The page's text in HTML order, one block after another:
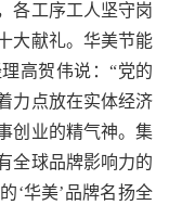
各工序工人坚守岗
大献礼。华美节能
高贺伟说：“党的
力点放在实体经济
创业的精气神。集
全球品牌影响力的
‘华美’品牌名扬全